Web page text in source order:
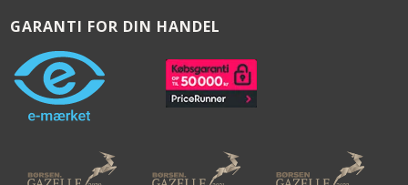
GARANTI FOR DIN HANDEL